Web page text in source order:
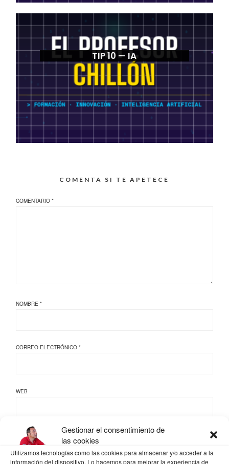
Gestionar el consentimiento de
las cookies
Utilizamos tecnologías como las cookies para almacenar y/o acceder a la
información del dispositivo. Lo hacemos para mejorar la experiencia de
TIP 10 — IA
COMENTA SI TE APETECE
COMENTARIO*
NOMBRE*
CORREO ELECTRÓNICO*
WEB
GUARDA MI NOMBRE, CORREO ELECTRÓNICO Y WEB EN ESTE NAVEGADOR
PARA LA PRÓXIMA VEZ QUE COMENTE.